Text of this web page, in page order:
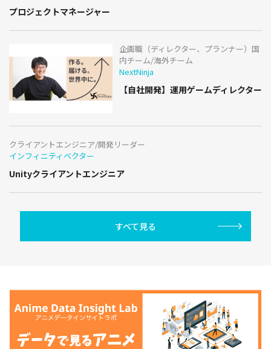
プロジェクトマネージャー
企画職（ディレクター、プランナー）国
内チーム/海外チーム
NextNinja
【自社開発】運用ゲームディレクター
クライアントエンジニア/開発リーダー
インフィニティベクター
Unityクライアントエンジニア
すべて見る